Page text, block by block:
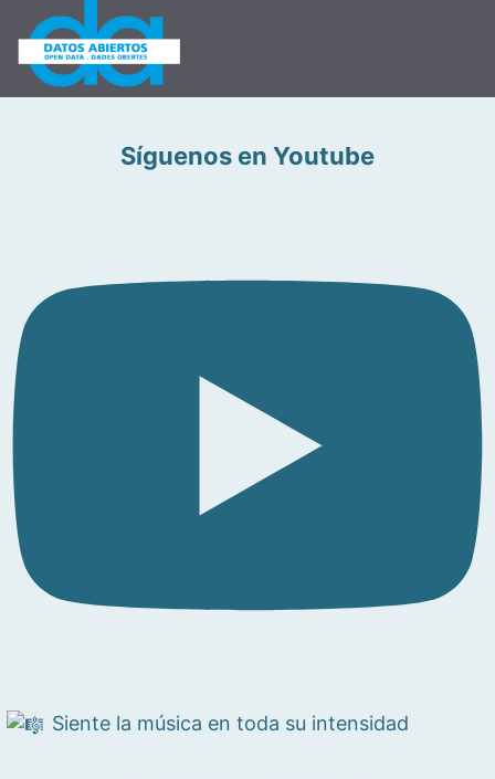
Síguenos en Youtube
Siente la música en toda su intensidad